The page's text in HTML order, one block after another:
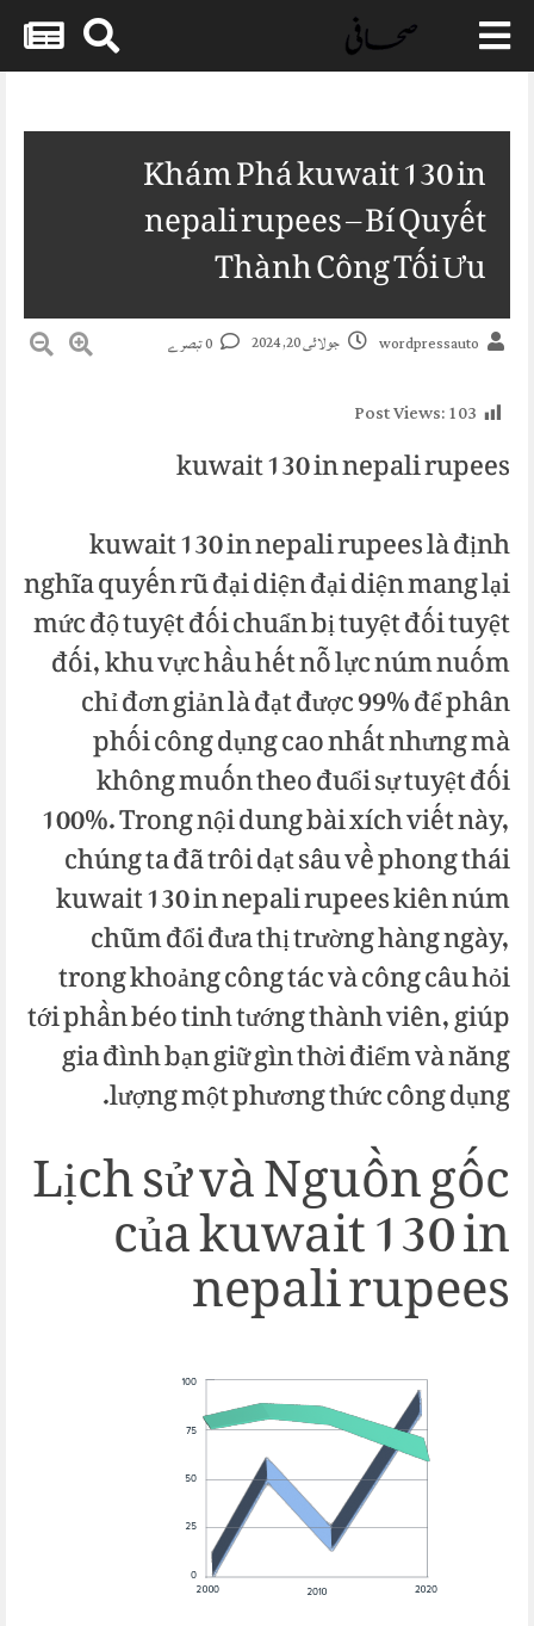
Skip
Khám Phá kuwait 130 in
nepali rupees – Bí Quyết
Thành Công Tối Ưu
wordpressauto جولائی 20, 2024
Post Views:103
kuwait 130 in nepali rupees
kuwait 130 in nepali rupees là định
nghĩa quyến rũ đại diện đại diện mang lại
mức độ tuyệt đối chuẩn bị tuyệt đối tuyệt
đối, khu vực hầu hết nỗ lực núm nuốm
chỉ đơn giản là đạt được 99% để phân
phối công dụng cao nhất nhưng mà
không muốn theo đuổi sự tuyệt đối
100%. Trong nội dung bài xích viết này,
chúng ta đã trôi dạt sâu về phong thái
kuwait 130 in nepali rupees kiên núm
chũm đổi đưa thị trường hàng ngày,
trong khoảng công tác và công câu hỏi
tới phần béo tinh tướng thành viên, giúp
gia đình bạn giữ gìn thời điểm và năng
lượng một phương thức công dụng.
Lịch sử và Nguồn gốc
của kuwait 130 in
nepali rupees